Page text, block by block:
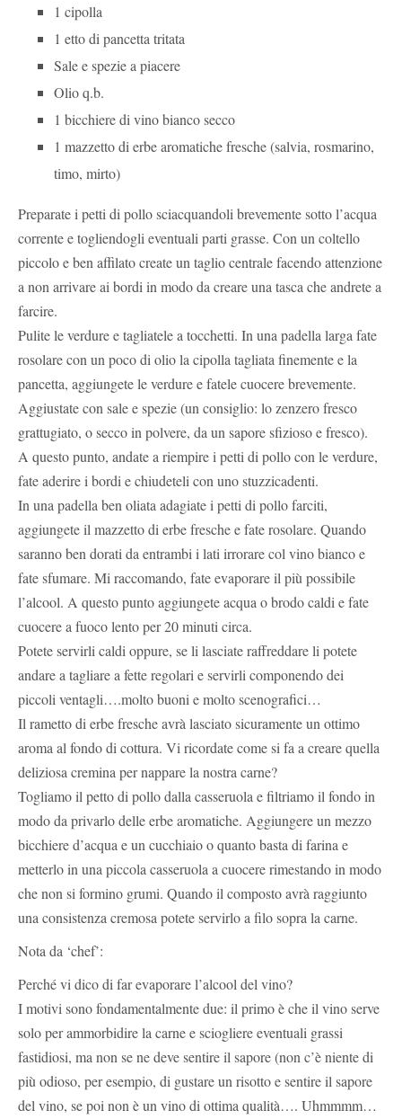
1 cipolla
1 etto di pancetta tritata
Sale e spezie a piacere
Olio q.b.
1 bicchiere di vino bianco secco
1 mazzetto di erbe aromatiche fresche (salvia, rosmarino,
timo, mirto)
Preparate i petti di pollo sciacquandoli brevemente sotto l’acqua
corrente e togliendogli eventuali parti grasse. Con un coltello
piccolo e ben affilato create un taglio centrale facendo attenzione
a non arrivare ai bordi in modo da creare una tasca che andrete a
farcire.
Pulite le verdure e tagliatele a tocchetti. In una padella larga fate
rosolare con un poco di olio la cipolla tagliata finemente e la
pancetta, aggiungete le verdure e fatele cuocere brevemente.
Aggiustate con sale e spezie (un consiglio: lo zenzero fresco
grattugiato, o secco in polvere, da un sapore sfizioso e fresco).
A questo punto, andate a riempire i petti di pollo con le verdure,
fate aderire i bordi e chiudeteli con uno stuzzicadenti.
In una padella ben oliata adagiate i petti di pollo farciti,
aggiungete il mazzetto di erbe fresche e fate rosolare. Quando
saranno ben dorati da entrambi i lati irrorare col vino bianco e
fate sfumare. Mi raccomando, fate evaporare il più possibile
l’alcool. A questo punto aggiungete acqua o brodo caldi e fate
cuocere a fuoco lento per 20 minuti circa.
Potete servirli caldi oppure, se li lasciate raffreddare li potete
andare a tagliare a fette regolari e servirli componendo dei
piccoli ventagli….molto buoni e molto scenografici…
Il rametto di erbe fresche avrà lasciato sicuramente un ottimo
aroma al fondo di cottura. Vi ricordate come si fa a creare quella
deliziosa cremina per nappare la nostra carne?
Togliamo il petto di pollo dalla casseruola e filtriamo il fondo in
modo da privarlo delle erbe aromatiche. Aggiungere un mezzo
bicchiere d’acqua e un cucchiaio o quanto basta di farina e
metterlo in una piccola casseruola a cuocere rimestando in modo
che non si formino grumi. Quando il composto avrà raggiunto
una consistenza cremosa potete servirlo a filo sopra la carne.
Nota da ‘chef’:
Perché vi dico di far evaporare l’alcool del vino?
I motivi sono fondamentalmente due: il primo è che il vino serve
solo per ammorbidire la carne e sciogliere eventuali grassi
fastidiosi, ma non se ne deve sentire il sapore (non c’è niente di
più odioso, per esempio, di gustare un risotto e sentire il sapore
del vino, se poi non è un vino di ottima qualità…. Uhmmmm…